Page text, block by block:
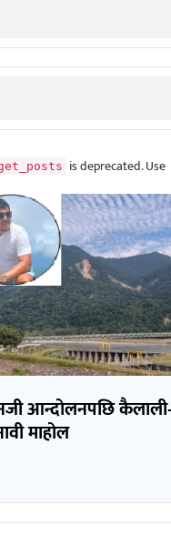
is deprecated. Use
आन्दोलनपछि
माहोल